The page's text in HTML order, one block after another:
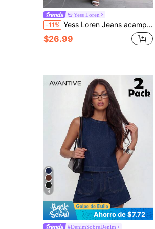
Yess Loren
-11% Yess Loren Jeans acampanados de tiro bajo con lavado de moda
$26.99
4
Ahorro de $7.72
#DenimSobreDenim